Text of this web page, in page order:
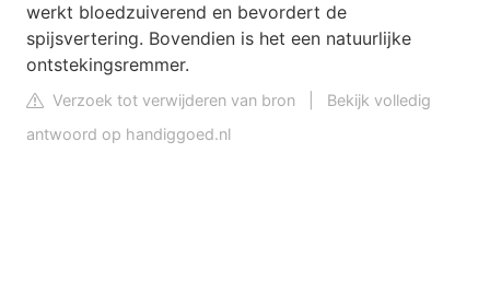
werkt bloedzuiverend en bevordert de
spijsvertering. Bovendien is het een natuurlijke
ontstekingsremmer.
Verzoek tot verwijderen van bron
Bekijk volledig
antwoord op handiggoed.nl